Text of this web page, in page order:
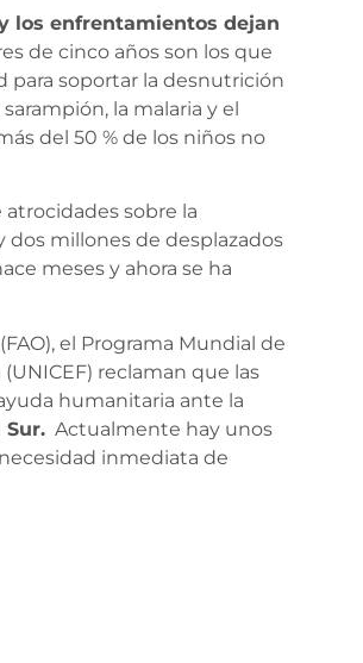
los enfrentamientos dejan
de cinco años son los que
para soportar la desnutrición
la malaria y el
del 50 % de los niños no
sobre la
dos millones de desplazados
meses y ahora se ha
el Programa Mundial de
reclaman que las
humanitaria ante la
Sur. Actualmente hay unos
inmediata de